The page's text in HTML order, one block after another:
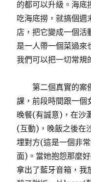
的都可以升級。海底
吃海底撈，就搞個週
店，把它變成一個活
是一人帶一個菜過來
我們可以把一切常規
第二個真實的案
課，前段時間跟一個
晚餐(有誠意)，在沙
(互動)，晚飯之後在
埋對方(這是一個非
面)。當她抱怨那麼
拿出了藍牙音箱，我